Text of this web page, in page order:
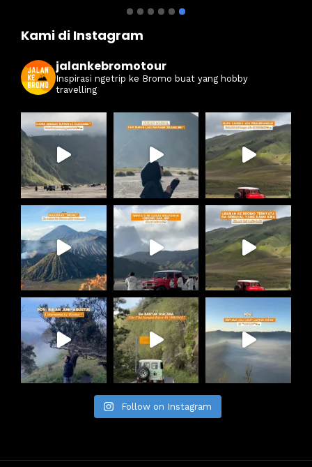
Kami di Instagram
jalankebromotour
Inspirasi ngetrip ke Bromo buat yang hobby
travelling
Follow on Instagram